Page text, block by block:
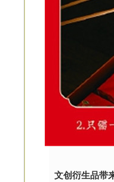
文创衍生品带